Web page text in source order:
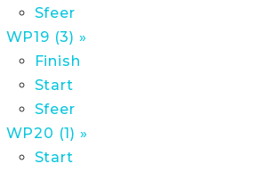
Sfeer
WP19 (3) »
Finish
Start
Sfeer
WP20 (1) »
Start